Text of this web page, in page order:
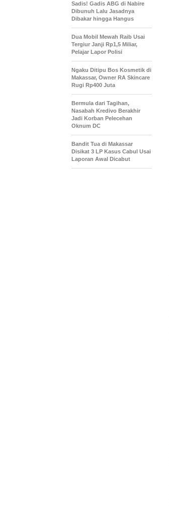
Sadis! Gadis ABG di Nabire
Dibunuh Lalu Jasadnya
Dibakar hingga Hangus
Dua Mobil Mewah Raib Usai
Tergiur Janji Rp1,5 Miliar,
Pelajar Lapor Polisi
Ngaku Ditipu Bos Kosmetik di
Makassar, Owner RA Skincare
Rugi Rp400 Juta
Bermula dari Tagihan,
Nasabah Kredivo Berakhir
Jadi Korban Pelecehan
Oknum DC
Bandit Tua di Makassar
Disikat 3 LP Kasus Cabul Usai
Laporan Awal Dicabut